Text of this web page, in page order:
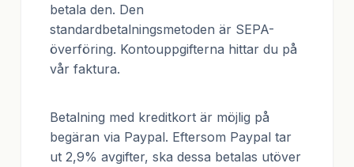
betala den. Den
standardbetalningsmetoden är SEPA-
överföring. Kontouppgifterna hittar du på
vår faktura.
Betalning med kreditkort är möjlig på
begäran via Paypal. Eftersom Paypal tar
ut 2,9% avgifter, ska dessa betalas utöver